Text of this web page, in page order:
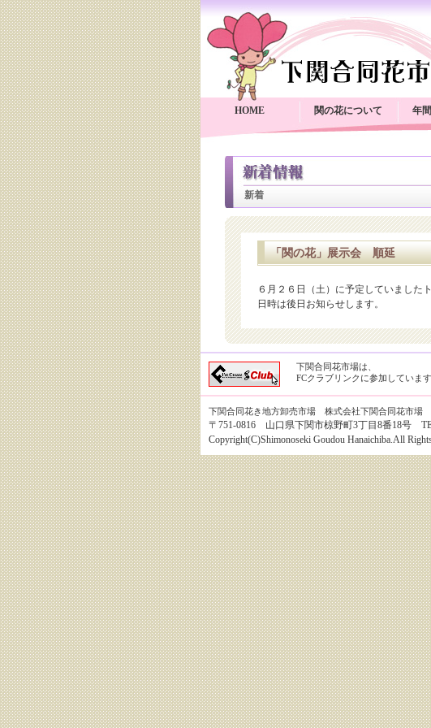
HOME 関の花について 年
新着
「関の花」展示会 順延
６月２６日（土）に予定していました
日時は後日お知らせします。
下関合同花市場は、
FCクラブリンクに参加しています
下関合同花き地方卸売市場 株式会社下関合同花市場
〒751-0816 山口県下関市椋野町3丁目8番18号
Copyright(C)Shimonoseki Goudou Hanaichiba.All